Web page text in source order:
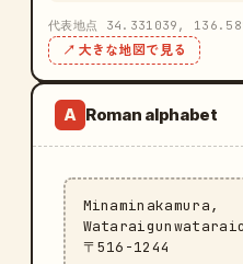
代表地点 34.331039,
↗ 大きな地図で見る
A Roman alphabet
Minaminakamura,
〒516-1244